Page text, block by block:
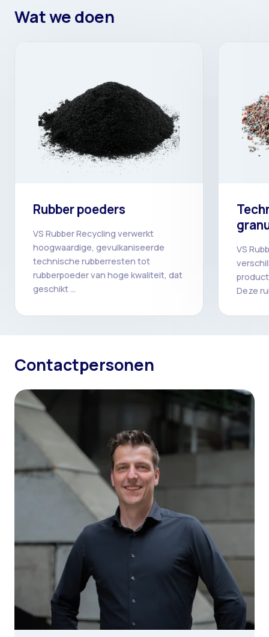
Wat we doen
Rubber poeders
VS Rubber Recycling verwerkt
hoogwaardige, gevulkaniseerde
technische rubberresten tot
rubberpoeder van hoge kwaliteit, dat
geschikt ...
VS
Deze
Contactpersonen